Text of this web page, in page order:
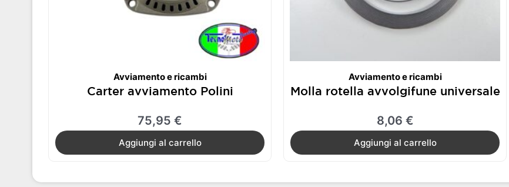
Avviamento e ricambi
Carter avviamento Polini
75,95 €
Aggiungi al carrello
Avviamento e ricambi
Molla rotella avvolgifune universale
8,06 €
Aggiungi al carrello